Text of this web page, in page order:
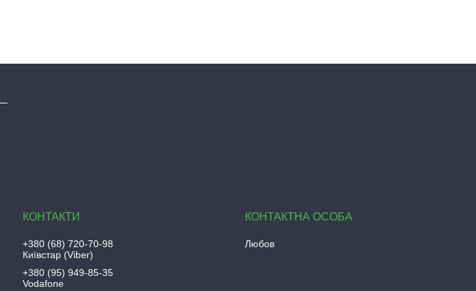
+380 (68) 720-70-98
Київстар (Viber)
+380 (95) 949-85-35
Vodafone
Любов